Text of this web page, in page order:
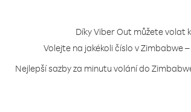
Díky Viber Out můžete volat
Volejte na jakékoli číslo v Zimbabwe
Nejlepší sazby za minutu volání do